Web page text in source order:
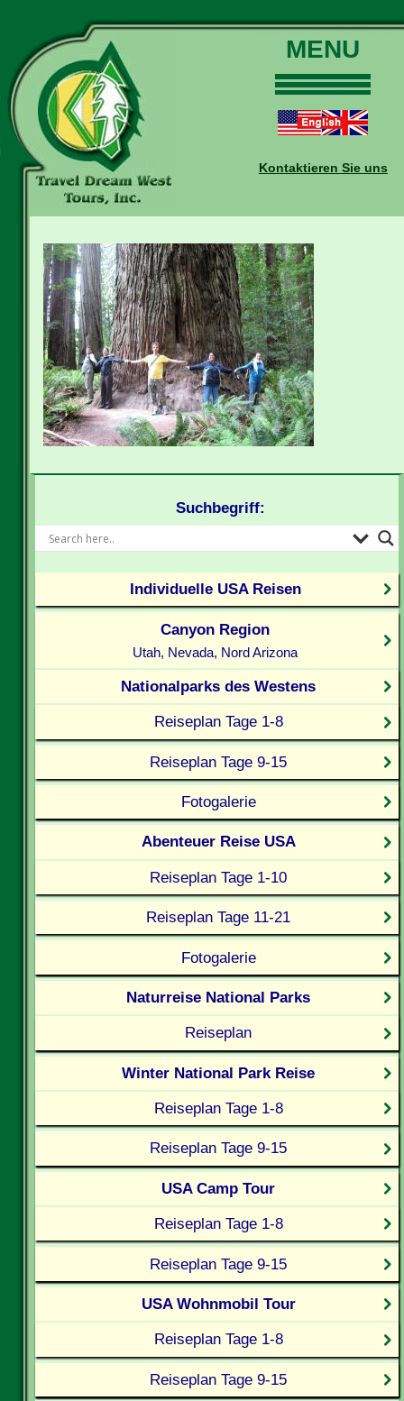
MENU
Touren
Daten und Preise
Buchungen
Auskünfte
Kontakt
Reise-Blog
Kontaktieren Sie uns
Suchbegriff:
Individuelle USA Reisen
Canyon Region
Utah, Nevada, Nord Arizona
Nationalparks des Westens
Reiseplan Tage 1-8
Reiseplan Tage 9-15
Fotogalerie
Abenteuer Reise USA
Reiseplan Tage 1-10
Reiseplan Tage 11-21
Fotogalerie
Naturreise National Parks
Reiseplan
Winter National Park Reise
Reiseplan Tage 1-8
Reiseplan Tage 9-15
USA Camp Tour
Reiseplan Tage 1-8
Reiseplan Tage 9-15
USA Wohnmobil Tour
Reiseplan Tage 1-8
Reiseplan Tage 9-15